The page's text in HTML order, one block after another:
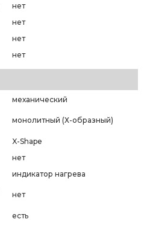
нет
нет
нет
нет
механический
монолитный (Х-образный)
X-Shape
нет
индикатор нагрева
нет
есть